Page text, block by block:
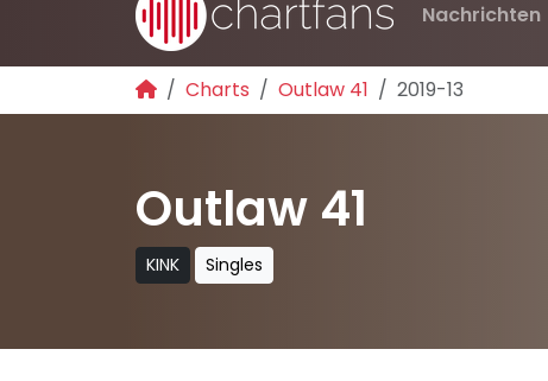
Nachrichten
Charts Outlaw 41 2019-13
Outlaw 41
KINK Singles